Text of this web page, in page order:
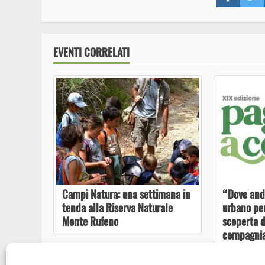
EVENTI CORRELATI
Campi Natura: una settimana in
tenda alla Riserva Naturale
Monte Rufeno
“Dove
urbano
scoperta